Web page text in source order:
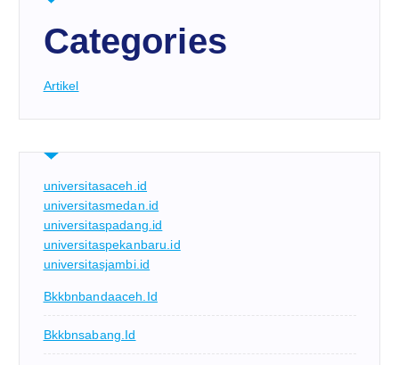
Categories
Artikel
universitasaceh.id
universitasmedan.id
universitaspadang.id
universitaspekanbaru.id
universitasjambi.id
Bkkbnbandaaceh.id
Bkkbnsabang.id